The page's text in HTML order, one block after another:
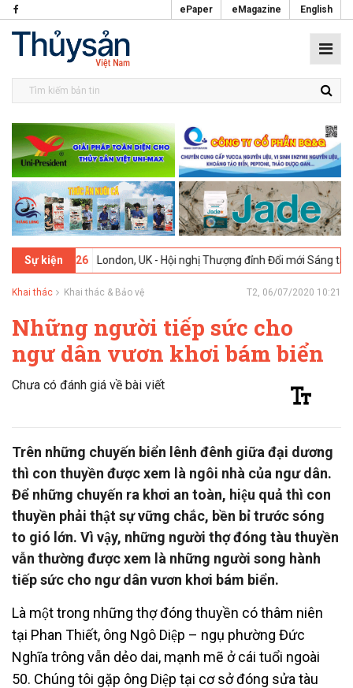
ePaper eMagazine English
Sự kiện
2026 London, UK - Hội nghị Thượng đỉnh Đổi mới Sáng tạo trong
Khai thác Khai thác & Bảo vệ T2, 06/07/2020 10:21
Những người tiếp sức cho
ngư dân vươn khơi bám biển
Chưa có đánh giá về bài viết
Trên những chuyến biển lênh đênh giữa đại dương
thì con thuyền được xem là ngôi nhà của ngư dân.
Để những chuyến ra khơi an toàn, hiệu quả thì con
thuyền phải thật sự vững chắc, bền bỉ trước sóng
to gió lớn. Vì vậy, những người thợ đóng tàu thuyền
vẫn thường được xem là những người song hành
tiếp sức cho ngư dân vươn khơi bám biển.
Là một trong những thợ đóng thuyền có thâm niên
tại Phan Thiết, ông Ngô Diệp – ngụ phường Đức
Nghĩa trông vẫn dẻo dai, mạnh mẽ ở cái tuổi ngoài
50. Chúng tôi gặp ông Diệp tại cơ sở đóng sửa tàu